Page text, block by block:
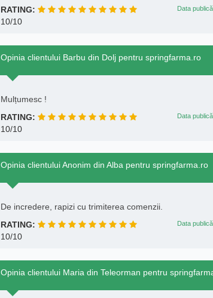
RATING: Data
10/10
Opinia clientului Barbu din Dolj pentru springfarma.ro
Mulțumesc !
RATING:
Data
10/10
Opinia clientului Anonim din Alba pentru springfarma.ro
De incredere, rapizi cu trimiterea comenzii.
RATING:
Data
10/10
Opinia clientului Maria din Teleorman pentru